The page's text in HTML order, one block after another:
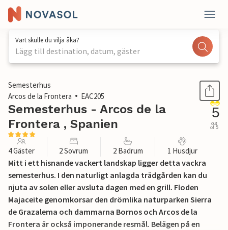
Vart skulle du vilja åka?
Lägg till destination, datum, gäster
1 / 37
Semesterhus
Arcos de la Frontera
EAC205
Semesterhus - Arcos de la
Frontera , Spanien
5
out
of 5
4 Gäster 2 Sovrum 2 Badrum 1 Husdjur
Mitt i ett hisnande vackert landskap ligger detta vackra
semesterhus. I den naturligt anlagda trädgården kan du
njuta av solen eller avsluta dagen med en grill. Floden
Majaceite genomkorsar den drömlika naturparken Sierra
de Grazalema och dammarna Bornos och Arcos de la
Frontera är också imponerande resmål. Belägen på en